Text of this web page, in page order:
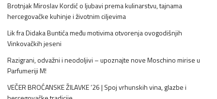
Brotnjak Miroslav Kordić o ljubavi prema kulinarstvu, tajnama
hercegovačke kuhinje i životnim ciljevima
Lik fra Didaka Buntića među motivima otvorenja ovogodišnjih
Vinkovačkih jeseni
Razigrani, odvažni i neodoljivi – upoznajte nove Moschino mirise u
Parfumeriji M!
VEČER BROĆANSKE ŽILAVKE ’26 | Spoj vrhunskih vina, glazbe i